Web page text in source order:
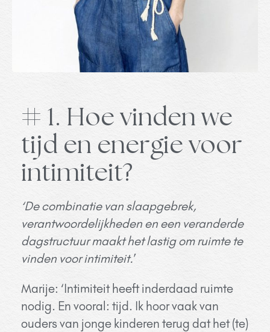
# 1. Hoe vinden we
tijd en energie voor
intimiteit?
‘De combinatie van slaapgebrek,
verantwoordelijkheden en een veranderde
dagstructuur maakt het lastig om ruimte te
vinden voor intimiteit.’
Marije: ‘Intimiteit heeft inderdaad ruimte
nodig. En vooral: tijd. Ik hoor vaak van
ouders van jonge kinderen terug dat het (te)